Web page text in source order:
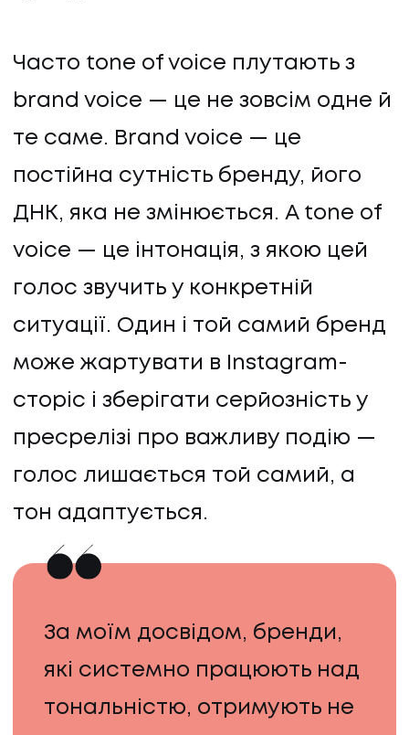
Часто tone of voice плутають з
brand voice — це не зовсім одне й
те саме. Brand voice — це
постійна сутність бренду, його
ДНК, яка не змінюється. А tone of
voice — це інтонація, з якою цей
голос звучить у конкретній
ситуації. Один і той самий бренд
може жартувати в Instagram-
сторіс і зберігати серйозність у
пресрелізі про важливу подію —
голос лишається той самий, а
тон адаптується.
За моїм досвідом, бренди,
які системно працюють над
тональністю, отримують не
ПОСЛУГИ
ПОСЛУГИ
КЕЙСИ
КЕЙСИ
ПРО НАС